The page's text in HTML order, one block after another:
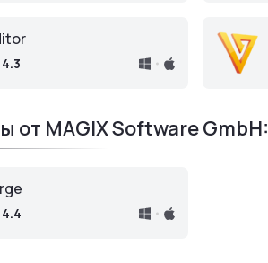
4.3
от MAGIX Software GmbH:
4.4